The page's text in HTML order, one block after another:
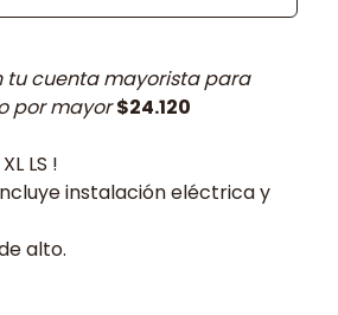
tu cuenta mayorista para
por mayor$24.120
LS !
instalación eléctrica y
alto.